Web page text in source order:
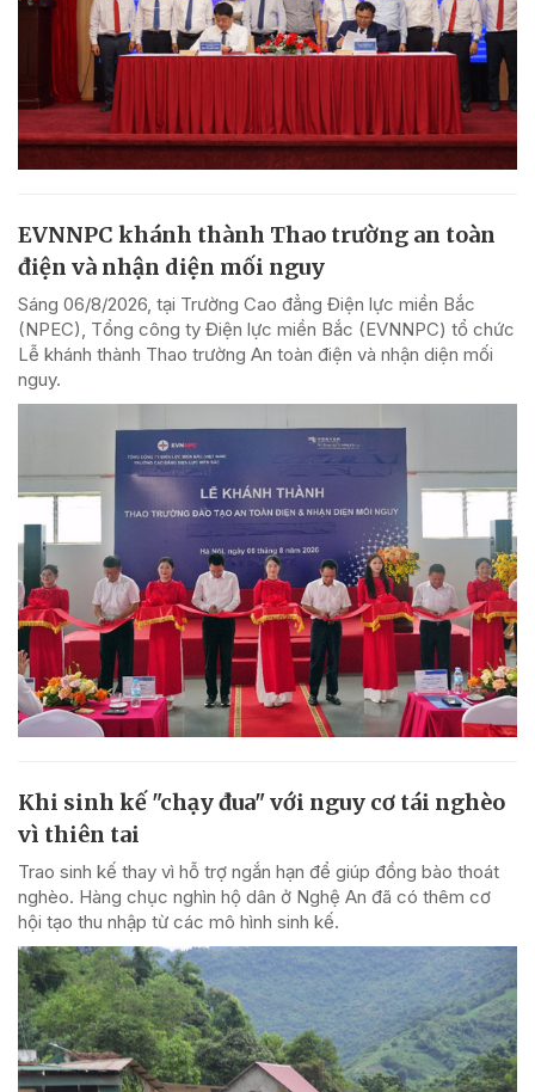
EVNNPC khánh thành Thao trường an toàn
điện và nhận diện mối nguy
Sáng 06/8/2026, tại Trường Cao đẳng Điện lực miền Bắc
(NPEC), Tổng công ty Điện lực miền Bắc (EVNNPC) tổ chức
Lễ khánh thành Thao trường An toàn điện và nhận diện mối
nguy.
Khi sinh kế "chạy đua" với nguy cơ tái nghèo
vì thiên tai
Trao sinh kế thay vì hỗ trợ ngắn hạn để giúp đồng bào thoát
nghèo. Hàng chục nghìn hộ dân ở Nghệ An đã có thêm cơ
hội tạo thu nhập từ các mô hình sinh kế.